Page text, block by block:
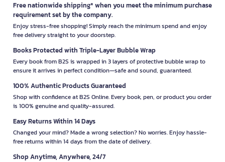
Free nationwide shipping* when you meet the minimum purchase
requirement set by the company.
Enjoy stress-free shopping! Simply reach the minimum spend and enjoy
free delivery straight to your doorstep.
Books Protected with Triple-Layer Bubble Wrap
Every book from B2S is wrapped in 3 layers of protective bubble wrap to
ensure it arrives in perfect condition—safe and sound, guaranteed.
100% Authentic Products Guaranteed
Shop with confidence at B2S Online. Every book, pen, or product you order
is 100% genuine and quality-assured.
Easy Returns Within 14 Days
Changed your mind? Made a wrong selection? No worries. Enjoy hassle-
free returns within 14 days from the date of delivery.
Shop Anytime, Anywhere, 24/7